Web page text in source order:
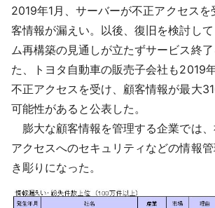
2019年1月、サーバーが不正アクセス
客情報が漏えい。以後、復旧を検討し
ム再構築の見通しが立たずサービス終
た、トヨタ自動車の販売子会社も2019
不正アクセスを受け、顧客情報が最大
可能性があると公表した。
膨大な顧客情報を管理する企業では
アクセスへのセキュリティなどの情報
き彫りになった。